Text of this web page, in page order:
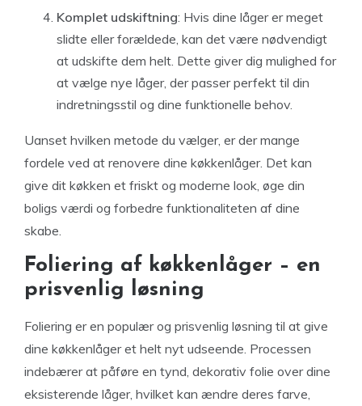
Komplet udskiftning: Hvis dine låger er meget
slidte eller forældede, kan det være nødvendigt
at udskifte dem helt. Dette giver dig mulighed for
at vælge nye låger, der passer perfekt til din
indretningsstil og dine funktionelle behov.
Uanset hvilken metode du vælger, er der mange
fordele ved at renovere dine køkkenlåger. Det kan
give dit køkken et friskt og moderne look, øge din
boligs værdi og forbedre funktionaliteten af dine
skabe.
Foliering af køkkenlåger – en
prisvenlig løsning
Foliering er en populær og prisvenlig løsning til at give
dine køkkenlåger et helt nyt udseende. Processen
indebærer at påføre en tynd, dekorativ folie over dine
eksisterende låger, hvilket kan ændre deres farve,